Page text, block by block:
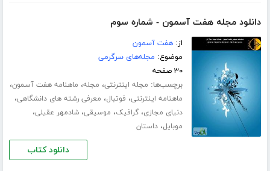
دانلود مجله هفت آسمون - شماره سوم
از:هفت آسمون
موضوع: مجله‌های سرگرمی
۳۰ صفحه
برچسب‌ها: مجله اینترنتی، مجله، ماهنامه هفت آسمون،
ماهنامه اینترنتی، فوتبال، معرفی رشته های دانشگاهی،
دنیای مجازی،گرافیک، موسیقی،شادمهر عقیلی،
موبایل،داستان
دانلود کتاب